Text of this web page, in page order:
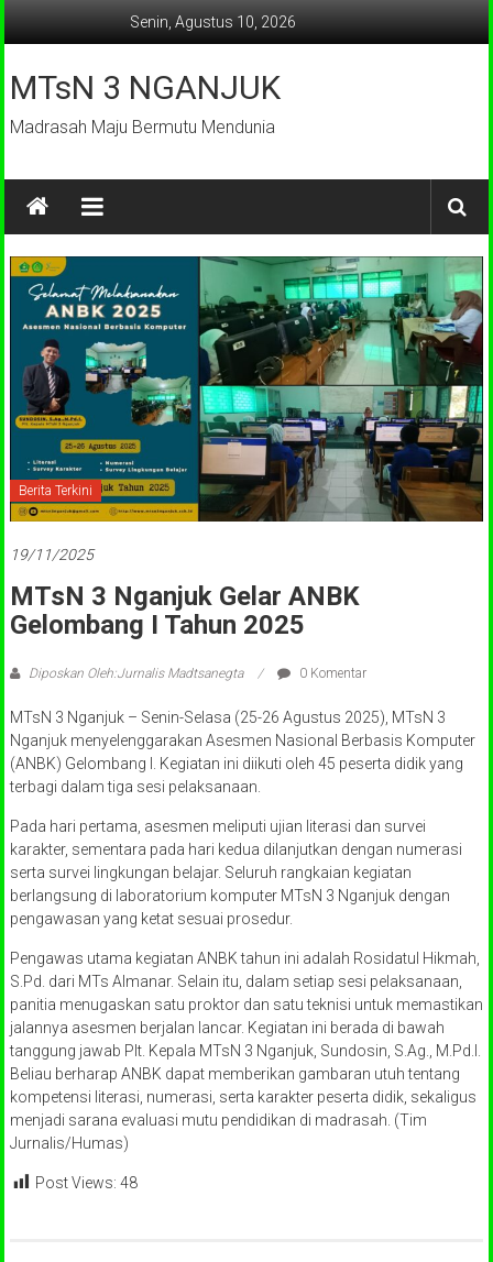
Senin, Agustus 10, 2026
MTsN 3 NGANJUK
Madrasah Maju Bermutu Mendunia
Berita Terkini
19/11/2025
MTsN 3 Nganjuk Gelar ANBK
Gelombang I Tahun 2025
Diposkan Oleh:Jurnalis Madtsanegta 0 Komentar
MTsN 3 Nganjuk – Senin-Selasa (25-26 Agustus 2025), MTsN 3
Nganjuk menyelenggarakan Asesmen Nasional Berbasis Komputer
(ANBK) Gelombang I. Kegiatan ini diikuti oleh 45 peserta didik yang
terbagi dalam tiga sesi pelaksanaan.
Pada hari pertama, asesmen meliputi ujian literasi dan survei
karakter, sementara pada hari kedua dilanjutkan dengan numerasi
serta survei lingkungan belajar. Seluruh rangkaian kegiatan
berlangsung di laboratorium komputer MTsN 3 Nganjuk dengan
pengawasan yang ketat sesuai prosedur.
Pengawas utama kegiatan ANBK tahun ini adalah Rosidatul Hikmah,
S.Pd. dari MTs Almanar. Selain itu, dalam setiap sesi pelaksanaan,
panitia menugaskan satu proktor dan satu teknisi untuk memastikan
jalannya asesmen berjalan lancar. Kegiatan ini berada di bawah
tanggung jawab Plt. Kepala MTsN 3 Nganjuk, Sundosin, S.Ag., M.Pd.I.
Beliau berharap ANBK dapat memberikan gambaran utuh tentang
kompetensi literasi, numerasi, serta karakter peserta didik, sekaligus
menjadi sarana evaluasi mutu pendidikan di madrasah. (Tim
Jurnalis/Humas)
Post Views: 48